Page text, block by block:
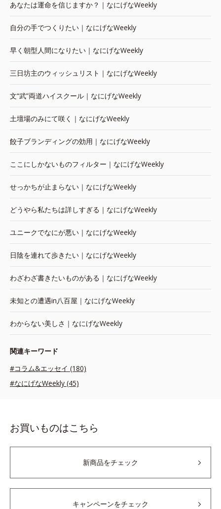
あなたは運命を信じますか？｜なにげなWeekly
自分の手でつくりたい｜なにげなWeekly
早く朝型人間になりたい｜なにげなWeekly
三日坊主のウィッシュリスト｜なにげなWeekly
文“武”両道ハイスクール｜なにげなWeekly
土壇場のみにて咲く｜なにげなWeekly
餃子ブランディングの効用｜なにげなWeekly
ここにしかないものフィルター｜なにげなWeekly
せっかちが止まらない｜なにげなWeekly
どうやら私たちは詳しすぎる｜なにげなWeekly
ユニークでなにが悪い｜なにげなWeekly
日陰を連れて歩きたい｜なにげなWeekly
わざわざ書きたいものがある｜なにげなWeekly
未知との遭遇in八百屋｜なにげなWeekly
わからない美しさ｜なにげなWeekly
関連キーワード
#コラム&エッセイ (180)
#なにげなWeekly (45)
お買いものはこちら
新商品をチェック
キャンペーンをチェック